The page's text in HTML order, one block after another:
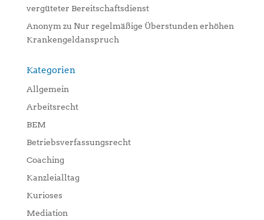
vergüteter Bereitschaftsdienst
Anonym zu Nur regelmäßige Überstunden erhöhen
Krankengeldanspruch
Kategorien
Allgemein
Arbeitsrecht
BEM
Betriebsverfassungsrecht
Coaching
Kanzleialltag
Kurioses
Mediation